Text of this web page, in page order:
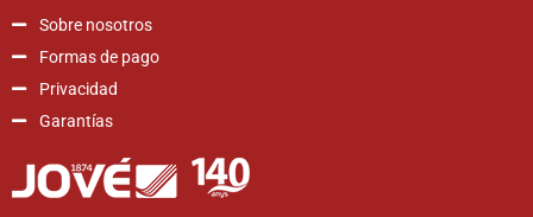
Sobre nosotros
Formas de pago
Privacidad
Garantías